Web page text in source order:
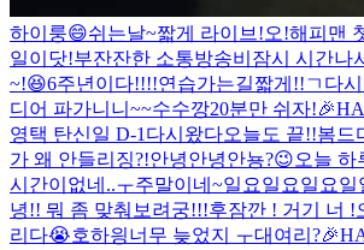
하이룽😄쉬는날~짧게 라이브!오!해피맨
일이닷!부잔잔한 소통방송비 잠시 시간나
~!😆6주년이다!!!!연습가는길짧게!!ㄱ 다
디어 파가니니~~수수깡20분만 쉬자!
영택 탄신일 D-1 다시왔다오늘도 끝!!봄드
가 왜 안들리징?!안녕안녕안뇽?😉오늘 하
시간이없네..ㅜ주말이네~일요일요일요일
녕!! 뭐 좀 맞춰보려궁!!!후잠깐 ! 거기 너 !
리다😭호하읭너무 늦었지 ㅜ대여리?